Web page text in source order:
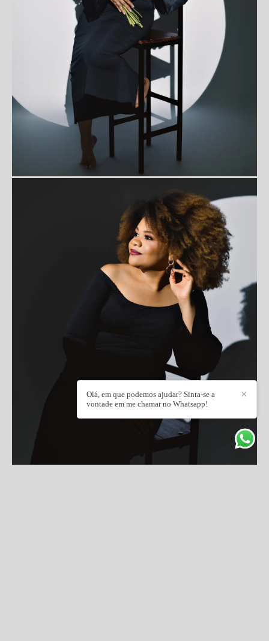
✕
Olá, em que podemos ajudar? Sinta-se a
vontade em me chamar no Whatsapp!